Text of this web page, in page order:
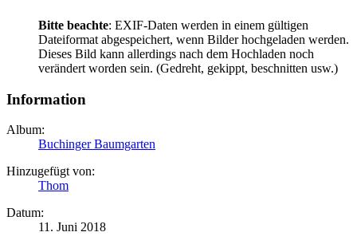
Bitte beachte: EXIF-Daten werden in einem gültigen
Dateiformat abgespeichert, wenn Bilder hochgeladen werden.
Dieses Bild kann allerdings nach dem Hochladen noch
verändert worden sein. (Gedreht, gekippt, beschnitten usw.)
Information
Album:
Buchinger Baumgarten
Hinzugefügt von:
Thom
Datum:
11. Juni 2018